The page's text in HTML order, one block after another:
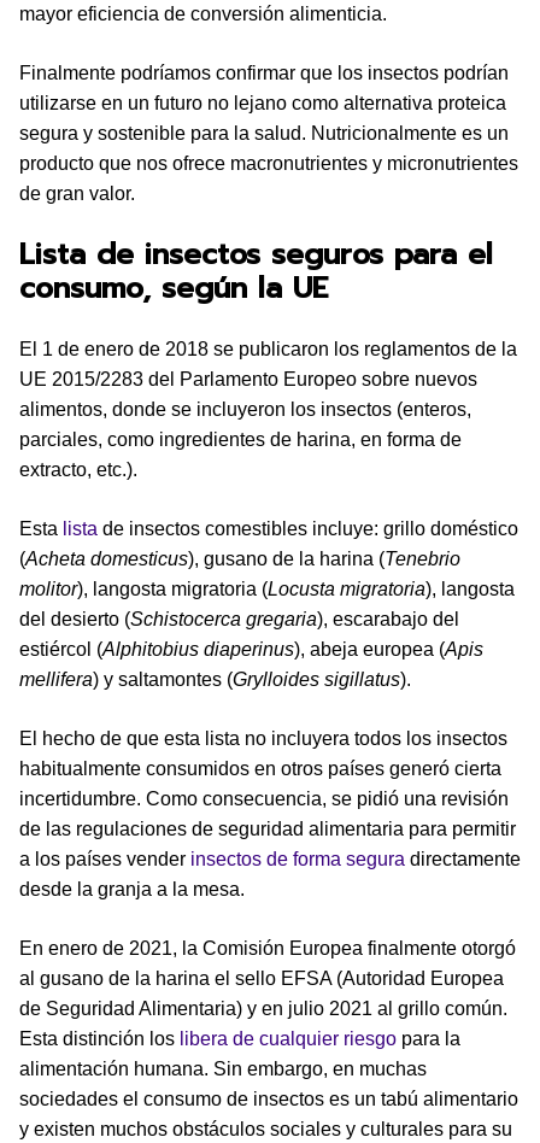
mayor eficiencia de conversión alimenticia.
Finalmente podríamos confirmar que los insectos podrían
utilizarse en un futuro no lejano como alternativa proteica
segura y sostenible para la salud. Nutricionalmente es un
producto que nos ofrece macronutrientes y micronutrientes
de gran valor.
Lista de insectos seguros para el
consumo, según la UE
El 1 de enero de 2018 se publicaron los reglamentos de la
UE 2015/2283 del Parlamento Europeo sobre nuevos
alimentos, donde se incluyeron los insectos (enteros,
parciales, como ingredientes de harina, en forma de
extracto, etc.).
Esta lista de insectos comestibles incluye: grillo doméstico
(Acheta domesticus), gusano de la harina (Tenebrio
molitor), langosta migratoria (Locusta migratoria), langosta
del desierto (Schistocerca gregaria), escarabajo del
estiércol (Alphitobius diaperinus), abeja europea (Apis
mellifera) y saltamontes (Grylloides sigillatus).
El hecho de que esta lista no incluyera todos los insectos
habitualmente consumidos en otros países generó cierta
incertidumbre. Como consecuencia, se pidió una revisión
de las regulaciones de seguridad alimentaria para permitir
a los países vender insectos de forma segura directamente
desde la granja a la mesa.
En enero de 2021, la Comisión Europea finalmente otorgó
al gusano de la harina el sello EFSA (Autoridad Europea
de Seguridad Alimentaria) y en julio 2021 al grillo común.
Esta distinción los libera de cualquier riesgo para la
alimentación humana. Sin embargo, en muchas
sociedades el consumo de insectos es un tabú alimentario
y existen muchos obstáculos sociales y culturales para su